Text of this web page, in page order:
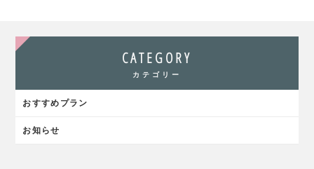
CATEGORY
カテゴリー
おすすめプラン
お知らせ